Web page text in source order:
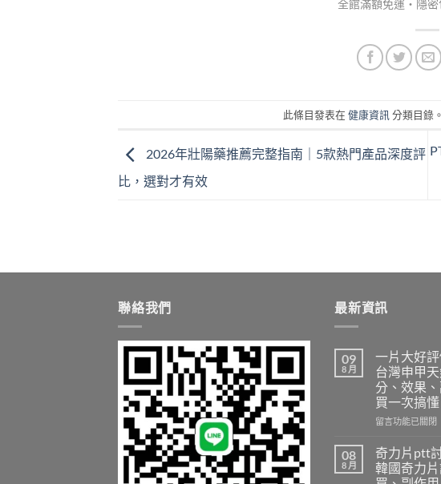
全館滿額免運・隱
此條目發表在健康資訊 分類目錄
2026年壯陽藥推薦完整指南｜5款熱門產品深度評
比，選對才有效
聯絡我們 最新資訊
09
8 月
一片大好
台灣申甲
分、效果
買一次搞懂
在
片
大
好
留言功能已關閉
08
8 月
奇力片ptt
韓國奇力